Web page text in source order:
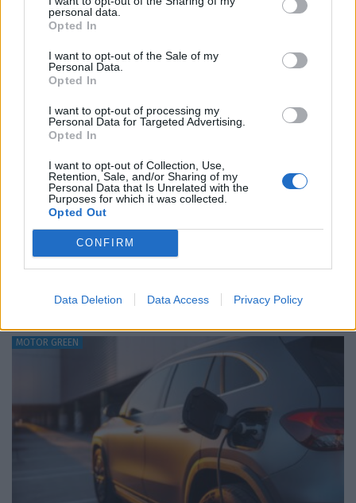
personal data.
Opted In
I want to opt-out of the Sale of my
Personal Data.
Opted In
I want to opt-out of processing my
Personal Data for Targeted Advertising.
Opted In
I want to opt-out of Collection, Use,
Retention, Sale, and/or Sharing of my
Personal Data that Is Unrelated with the
Purposes for which it was collected.
Opted Out
CONFIRM
Data Deletion Data Access Privacy Policy
Bugatti Destrier: «Γλυπτό» 1.600 ίππων
MOTOR GREEN
MOTOR GREEN